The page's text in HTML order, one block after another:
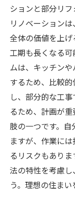
ションと部分リ
リノベーション
全体の価値を上げ
工期も長くなる
ムは、キッチン
するため、比較
し、部分的な工
るため、計画が
肢の一つです。
ますが、作業に
るリスクもあり
法の特性を考慮
う。理想の住まい